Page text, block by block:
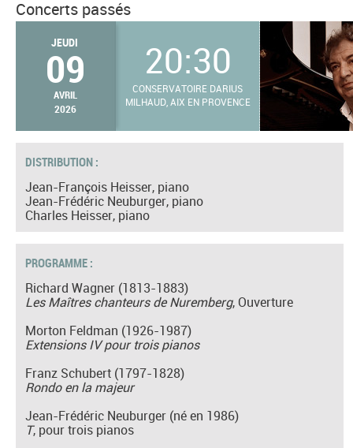
Concerts passés
JEUDI
09
AVRIL
2026
20:30
CONSERVATOIRE DARIUS
MILHAUD, AIX EN PROVENCE
DISTRIBUTION :
Jean-François Heisser, piano
Jean-Frédéric Neuburger, piano
Charles Heisser, piano
PROGRAMME :
Richard Wagner (1813-1883)
Les Maîtres chanteurs de Nuremberg, Ouverture
Morton Feldman (1926-1987)
Extensions IV pour trois pianos
Franz Schubert (1797-1828)
Rondo en la majeur
Jean-Frédéric Neuburger (né en 1986)
T, pour trois pianos